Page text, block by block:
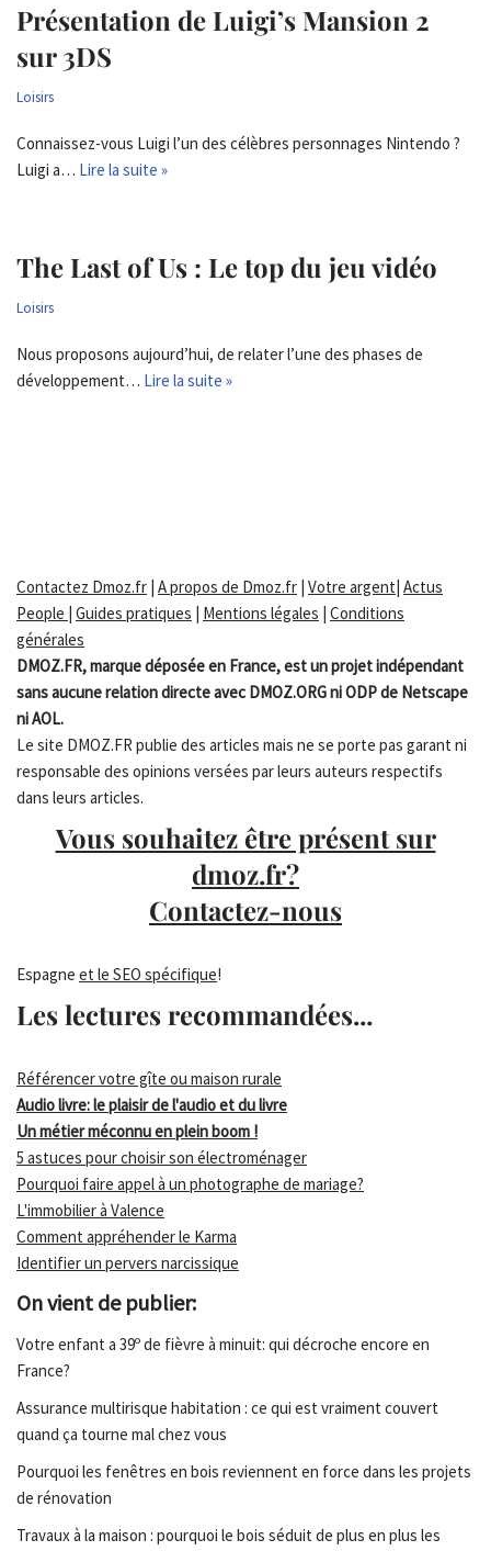
Présentation de Luigi’s Mansion 2
sur 3DS
Loisirs
Connaissez-vous Luigi l’un des célèbres personnages Nintendo ?
Luigi a… Lire la suite »
The Last of Us : Le top du jeu vidéo
Loisirs
Nous proposons aujourd’hui, de relater l’une des phases de
développement… Lire la suite »
Contactez Dmoz.fr | A propos de Dmoz.fr | Votre argent| Actus
People | Guides pratiques | Mentions légales | Conditions
générales
DMOZ.FR, marque déposée en France, est un projet indépendant
sans aucune relation directe avec DMOZ.ORG ni ODP de Netscape
ni AOL.
Le site DMOZ.FR publie des articles mais ne se porte pas garant ni
responsable des opinions versées par leurs auteurs respectifs
dans leurs articles.
Vous souhaitez être présent sur
dmoz.fr?
Contactez-nous
Espagne et le SEO spécifique!
Les lectures recommandées...
Référencer votre gîte ou maison rurale
Audio livre: le plaisir de l'audio et du livre
Un métier méconnu en plein boom !
5 astuces pour choisir son électroménager
Pourquoi faire appel à un photographe de mariage?
L'immobilier à Valence
Comment appréhender le Karma
Identifier un pervers narcissique
On vient de publier:
Votre enfant a 39º de fièvre à minuit: qui décroche encore en
France?
Assurance multirisque habitation : ce qui est vraiment couvert
quand ça tourne mal chez vous
Pourquoi les fenêtres en bois reviennent en force dans les projets
de rénovation
Travaux à la maison : pourquoi le bois séduit de plus en plus les